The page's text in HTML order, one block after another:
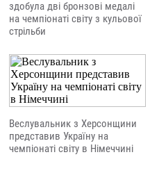
здобула дві бронзові медалі
на чемпіонаті світу з кульової
стрільби
Веслувальник з Херсонщини
представив Україну на
чемпіонаті світу в Німеччині